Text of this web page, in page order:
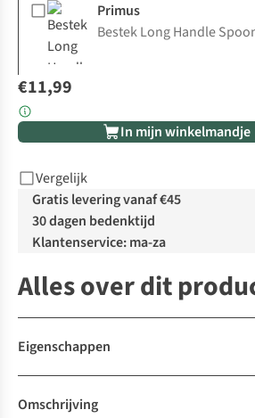
Primus
Bestek Long Handle
€11,99
In mijn winkelmandje
Vergelijk
Gratis levering vanaf €45
30 dagen bedenktijd
Klantenservice: ma-za
Alles over dit
Eigenschappen
Omschrijving